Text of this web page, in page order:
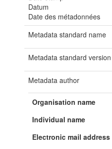
Datum
Date des métadonnées
Metadata standard name
Metadata standard version
Metadata author
Organisation name
Individual name
Electronic mail address